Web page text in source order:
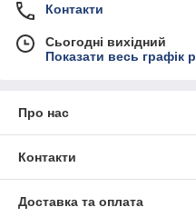
Контакти
Сьогодні вихідний
Показати весь графік
Про нас
Контакти
Доставка та оплата